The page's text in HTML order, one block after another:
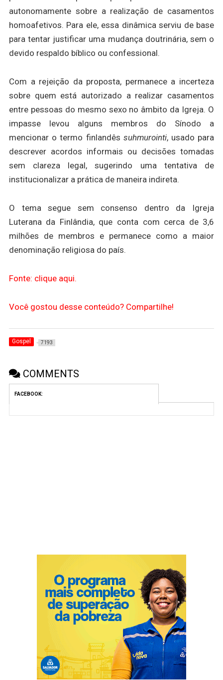
autonomamente sobre a realização de casamentos
homoafetivos. Para ele, essa dinâmica serviu de base
para tentar justificar uma mudança doutrinária, sem o
devido respaldo bíblico ou confessional.
Com a rejeição da proposta, permanece a incerteza
sobre quem está autorizado a realizar casamentos
entre pessoas do mesmo sexo no âmbito da Igreja. O
impasse levou alguns membros do Sínodo a
mencionar o termo finlandês suhmurointi, usado para
descrever acordos informais ou decisões tomadas
sem clareza legal, sugerindo uma tentativa de
institucionalizar a prática de maneira indireta.
O tema segue sem consenso dentro da Igreja
Luterana da Finlândia, que conta com cerca de 3,6
milhões de membros e permanece como a maior
denominação religiosa do país.
Fonte: clique aqui.
Você gostou desse conteúdo? Compartilhe!
Gospel 7193
COMMENTS
FACEBOOK: